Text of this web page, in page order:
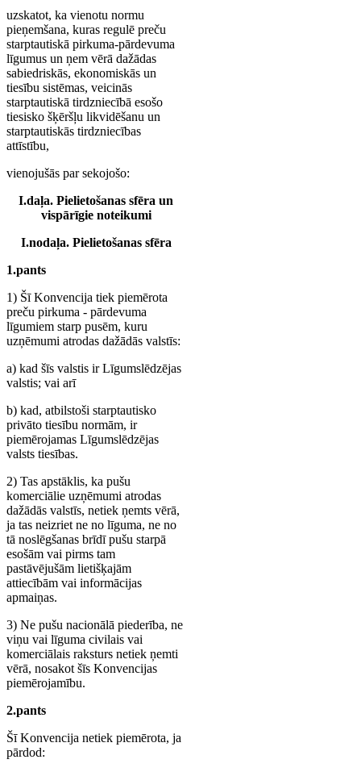
uzskatot, ka vienotu normu
pieņemšana, kuras regulē preču
starptautiskā pirkuma-pārdevuma
līgumus un ņem vērā dažādas
sabiedriskās, ekonomiskās un
tiesību sistēmas, veicinās
starptautiskā tirdzniecībā esošo
tiesisko šķēršļu likvidēšanu un
starptautiskās tirdzniecības
attīstību,
vienojušās par sekojošo:
I.daļa. Pielietošanas sfēra un
vispārīgie noteikumi
I.nodaļa. Pielietošanas sfēra
1.pants
1) Šī Konvencija tiek piemērota
preču pirkuma - pārdevuma
līgumiem starp pusēm, kuru
uzņēmumi atrodas dažādās valstīs:
a) kad šīs valstis ir Līgumslēdzējas
valstis; vai arī
b) kad, atbilstoši starptautisko
privāto tiesību normām, ir
piemērojamas Līgumslēdzējas
valsts tiesības.
2) Tas apstāklis, ka pušu
komerciālie uzņēmumi atrodas
dažādās valstīs, netiek ņemts vērā,
ja tas neizriet ne no līguma, ne no
tā noslēgšanas brīdī pušu starpā
esošām vai pirms tam
pastāvējušām lietišķajām
attiecībām vai informācijas
apmaiņas.
3) Ne pušu nacionālā piederība, ne
viņu vai līguma civilais vai
komerciālais raksturs netiek ņemti
vērā, nosakot šīs Konvencijas
piemērojamību.
2.pants
Šī Konvencija netiek piemērota, ja
pārdod: